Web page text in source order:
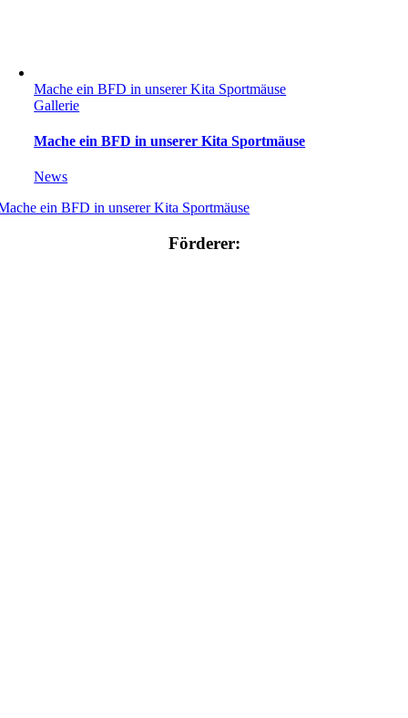
Mache ein BFD in unserer Kita Sportmäuse
Gallerie
Mache ein BFD in unserer Kita Sportmäuse
News
ein BFD in unserer Kita Sportmäuse
Förderer: